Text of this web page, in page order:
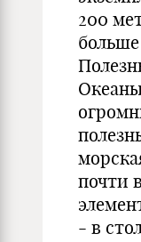
200
почти
- в